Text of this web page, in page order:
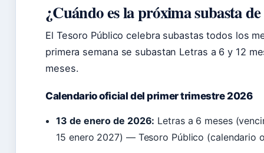
¿Cuándo es la próxima subasta
El Tesoro Público celebra subastas todos los
primera semana se subastan Letras a 6 y 12
meses.
Calendario oficial del primer trimestre 2026
13 de enero de 2026: Letras a 6 meses
15 enero 2027) — Tesoro Público (calendario